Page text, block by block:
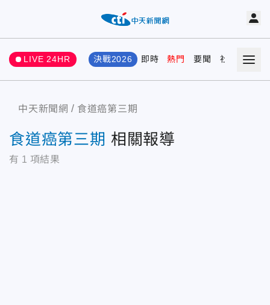
LIVE 24HR 決戰2026 即時 熱門 要聞 社會 娛樂
中天新聞網 食道癌第三期
食道癌第三期 相關報導
有 1 項結果